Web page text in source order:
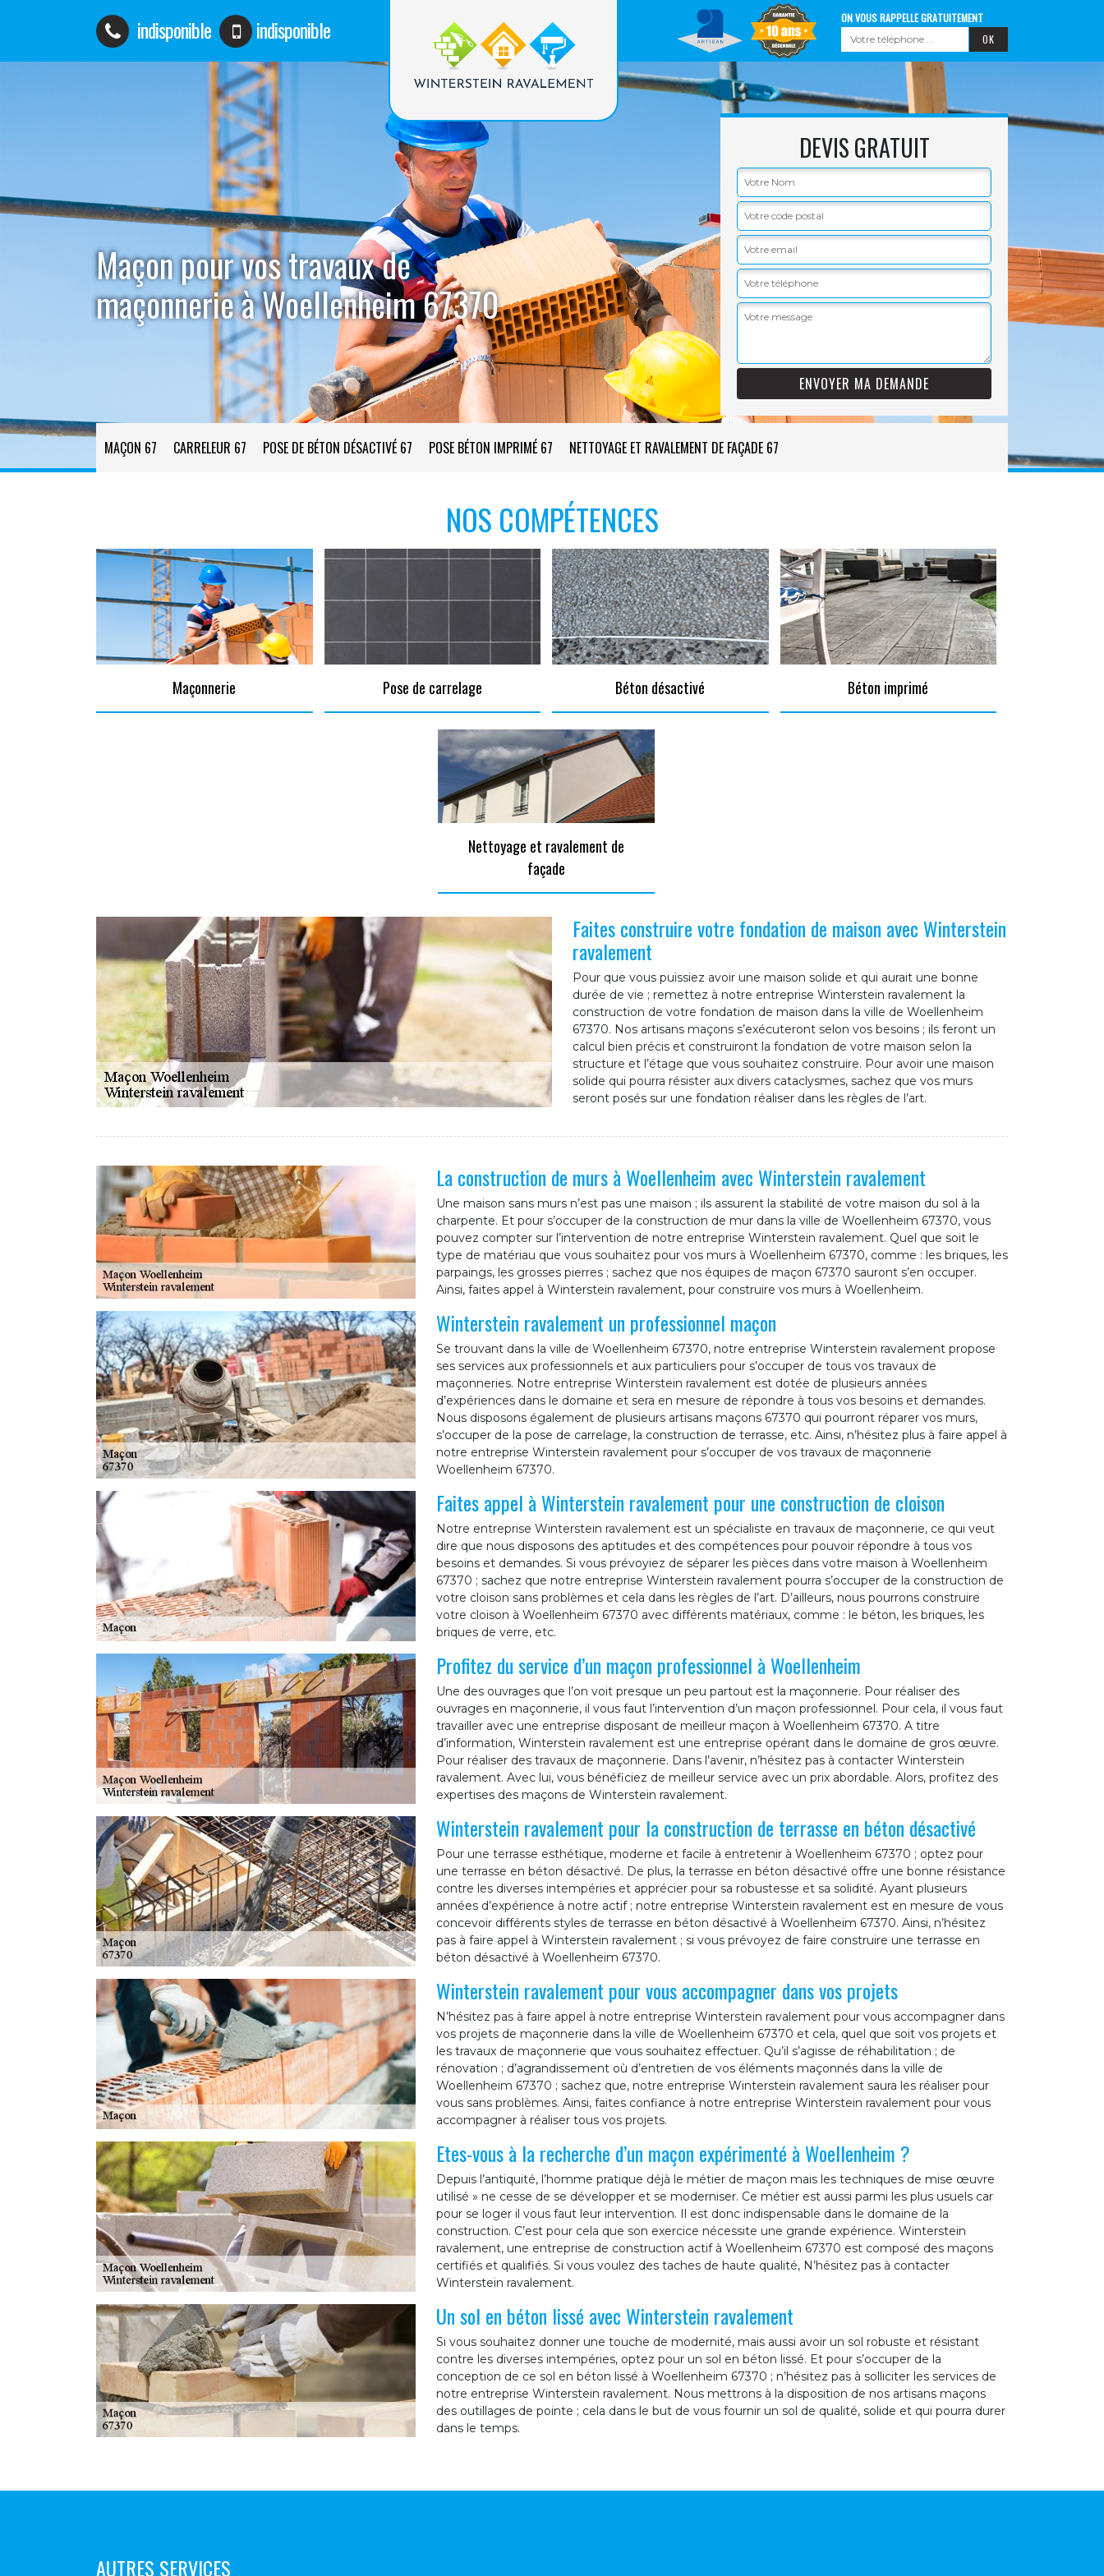
indisponible indisponible ON VOUS RAPPELLE GRATUITEMENT
Maçon pour vos travaux de
maçonnerie à Woellenheim 67370
DEVIS GRATUIT
MAÇON 67 CARRELEUR 67 POSE DE BÉTON DÉSACTIVÉ 67 POSE BÉTON IMPRIMÉ 67 NETTOYAGE ET RAVALEMENT DE FAÇADE 67
NOS COMPÉTENCES
Maçonnerie Pose de carrelage Béton désactivé Béton imprimé
Nettoyage et ravalement de
façade
Faites construire votre fondation de maison avec Winterstein
ravalement
Pour que vous puissiez avoir une maison solide et qui aurait une bonne
durée de vie ; remettez à notre entreprise Winterstein ravalement la
construction de votre fondation de maison dans la ville de Woellenheim
67370. Nos artisans maçons s’exécuteront selon vos besoins ; ils feront un
calcul bien précis et construiront la fondation de votre maison selon la
structure et l’étage que vous souhaitez construire. Pour avoir une maison
solide qui pourra résister aux divers cataclysmes, sachez que vos murs
seront posés sur une fondation réaliser dans les règles de l’art.
La construction de murs à Woellenheim avec Winterstein ravalement
Une maison sans murs n’est pas une maison ; ils assurent la stabilité de votre maison du sol à la
charpente. Et pour s’occuper de la construction de mur dans la ville de Woellenheim 67370, vous
pouvez compter sur l’intervention de notre entreprise Winterstein ravalement. Quel que soit le
type de matériau que vous souhaitez pour vos murs à Woellenheim 67370, comme : les briques, les
parpaings, les grosses pierres ; sachez que nos équipes de maçon 67370 sauront s’en occuper.
Ainsi, faites appel à Winterstein ravalement, pour construire vos murs à Woellenheim.
Winterstein ravalement un professionnel maçon
Se trouvant dans la ville de Woellenheim 67370, notre entreprise Winterstein ravalement propose
ses services aux professionnels et aux particuliers pour s’occuper de tous vos travaux de
maçonneries. Notre entreprise Winterstein ravalement est dotée de plusieurs années
d’expériences dans le domaine et sera en mesure de répondre à tous vos besoins et demandes.
Nous disposons également de plusieurs artisans maçons 67370 qui pourront réparer vos murs,
s’occuper de la pose de carrelage, la construction de terrasse, etc. Ainsi, n’hésitez plus à faire appel à
notre entreprise Winterstein ravalement pour s’occuper de vos travaux de maçonnerie
Woellenheim 67370.
Faites appel à Winterstein ravalement pour une construction de cloison
Notre entreprise Winterstein ravalement est un spécialiste en travaux de maçonnerie, ce qui veut
dire que nous disposons des aptitudes et des compétences pour pouvoir répondre à tous vos
besoins et demandes. Si vous prévoyiez de séparer les pièces dans votre maison à Woellenheim
67370 ; sachez que notre entreprise Winterstein ravalement pourra s’occuper de la construction de
votre cloison sans problèmes et cela dans les règles de l’art. D’ailleurs, nous pourrons construire
votre cloison à Woellenheim 67370 avec différents matériaux, comme : le béton, les briques, les
briques de verre, etc.
Profitez du service d’un maçon professionnel à Woellenheim
Une des ouvrages que l’on voit presque un peu partout est la maçonnerie. Pour réaliser des
ouvrages en maçonnerie, il vous faut l’intervention d’un maçon professionnel. Pour cela, il vous faut
travailler avec une entreprise disposant de meilleur maçon à Woellenheim 67370. A titre
d’information, Winterstein ravalement est une entreprise opérant dans le domaine de gros œuvre.
Pour réaliser des travaux de maçonnerie. Dans l’avenir, n’hésitez pas à contacter Winterstein
ravalement. Avec lui, vous bénéficiez de meilleur service avec un prix abordable. Alors, profitez des
expertises des maçons de Winterstein ravalement.
Winterstein ravalement pour la construction de terrasse en béton désactivé
Pour une terrasse esthétique, moderne et facile à entretenir à Woellenheim 67370 ; optez pour
une terrasse en béton désactivé. De plus, la terrasse en béton désactivé offre une bonne résistance
contre les diverses intempéries et apprécier pour sa robustesse et sa solidité. Ayant plusieurs
années d’expérience à notre actif ; notre entreprise Winterstein ravalement est en mesure de vous
concevoir différents styles de terrasse en béton désactivé à Woellenheim 67370. Ainsi, n’hésitez
pas à faire appel à Winterstein ravalement ; si vous prévoyez de faire construire une terrasse en
béton désactivé à Woellenheim 67370.
Winterstein ravalement pour vous accompagner dans vos projets
N’hésitez pas à faire appel à notre entreprise Winterstein ravalement pour vous accompagner dans
vos projets de maçonnerie dans la ville de Woellenheim 67370 et cela, quel que soit vos projets et
les travaux de maçonnerie que vous souhaitez effectuer. Qu’il s’agisse de réhabilitation ; de
rénovation ; d’agrandissement où d’entretien de vos éléments maçonnés dans la ville de
Woellenheim 67370 ; sachez que, notre entreprise Winterstein ravalement saura les réaliser pour
vous sans problèmes. Ainsi, faites confiance à notre entreprise Winterstein ravalement pour vous
accompagner à réaliser tous vos projets.
Etes-vous à la recherche d’un maçon expérimenté à Woellenheim ?
Depuis l’antiquité, l’homme pratique déjà le métier de maçon mais les techniques de mise œuvre
utilisé » ne cesse de se développer et se moderniser. Ce métier est aussi parmi les plus usuels car
pour se loger il vous faut leur intervention. Il est donc indispensable dans le domaine de la
construction. C’est pour cela que son exercice nécessite une grande expérience. Winterstein
ravalement, une entreprise de construction actif à Woellenheim 67370 est composé des maçons
certifiés et qualifiés. Si vous voulez des taches de haute qualité, N’hésitez pas à contacter
Winterstein ravalement.
Un sol en béton lissé avec Winterstein ravalement
Si vous souhaitez donner une touche de modernité, mais aussi avoir un sol robuste et résistant
contre les diverses intempéries, optez pour un sol en béton lissé. Et pour s’occuper de la
conception de ce sol en béton lissé à Woellenheim 67370 ; n’hésitez pas à solliciter les services de
notre entreprise Winterstein ravalement. Nous mettrons à la disposition de nos artisans maçons
des outillages de pointe ; cela dans le but de vous fournir un sol de qualité, solide et qui pourra durer
dans le temps.
AUTRES SERVICES